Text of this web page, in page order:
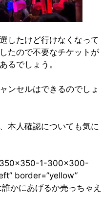
したけど行けなくなって
たので不要なチケットが
るでしょう。
ンセルはできるのでしょ
本人確認についても気に
1-300×300-
border=”yellow”
かにあげるか売っちゃえ